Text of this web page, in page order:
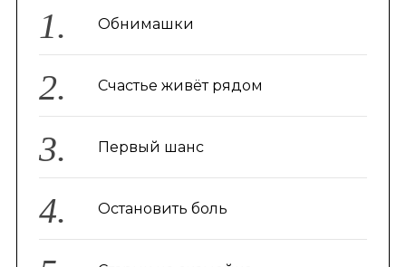
Обнимашки
Счастье живёт рядом
Первый шанс
Остановить боль